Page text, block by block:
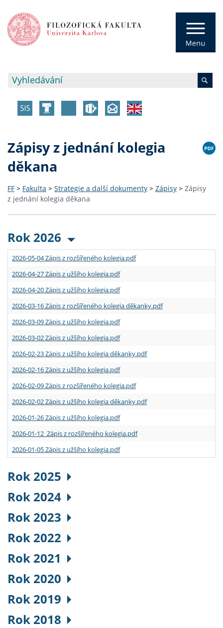
Zápisy z jednání kolegia
děkana
FF > Fakulta > Strategie a další dokumenty > Zápisy > Zápisy
z jednání kolegia děkana
Rok 2026
2026-05-04 Zápis z rozšířeného kolegia.pdf
2026-04-27 Zápis z užšího kolegia.pdf
2026-04-20 Zápis z užšího kolegia.pdf
2026-03-16 Zápis z rozšířeného kolegia děkanky.pdf
2026-03-09 Zápis z užšího kolegia.pdf
2026-03-02 Zápis z užšího kolegia.pdf
2026-02-23 Zápis z užšího kolegia děkanky.pdf
2026-02-16 Zápis z užšího kolegia.pdf
2026-02-09 Zápis z rozšířeného kolegia.pdf
2026-02-02 Zápis z užšího kolegia děkanky.pdf
2026-01-26 Zápis z užšího kolegia.pdf
2026-01-12 Zápis z rozšířeného kolegia.pdf
2026-01-05 Zápis z užšího kolegia.pdf
Rok 2025
Rok 2024
Rok 2023
Rok 2022
Rok 2021
Rok 2020
Rok 2019
Rok 2018